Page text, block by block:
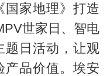
国家地理》打造
世家日、智电
题日活动，让观
产品价值。埃安